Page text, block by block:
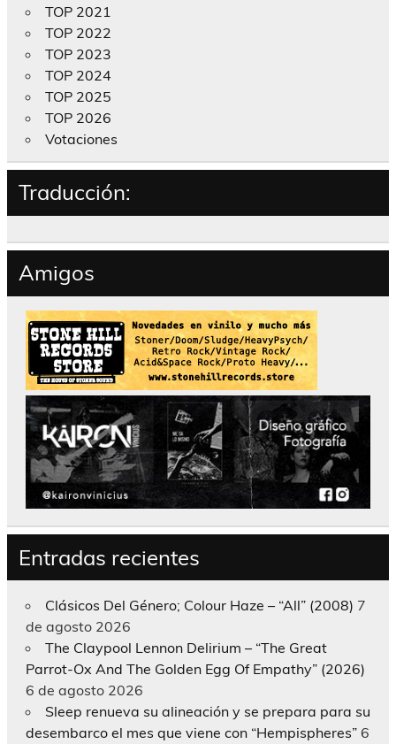
TOP 2021
TOP 2022
TOP 2023
TOP 2024
TOP 2025
TOP 2026
Votaciones
Traducción:
Amigos
Entradas recientes
Clásicos Del Género; Colour Haze – “All” (2008) 7
de agosto 2026
The Claypool Lennon Delirium – “The Great
Parrot-Ox And The Golden Egg Of Empathy” (2026)
6 de agosto 2026
Sleep renueva su alineación y se prepara para su
desembarco el mes que viene con “Hempispheres” 6